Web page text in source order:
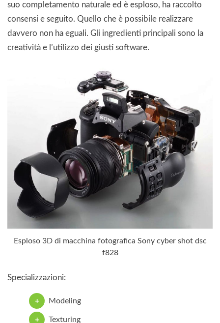
suo completamento naturale ed è esploso, ha raccolto
consensi e seguito. Quello che è possibile realizzare
davvero non ha eguali. Gli ingredienti principali sono la
creatività e l’utilizzo dei giusti software.
Esploso 3D di macchina fotografica Sony cyber shot dsc
f828
Specializzazioni:
Modeling
Texturing